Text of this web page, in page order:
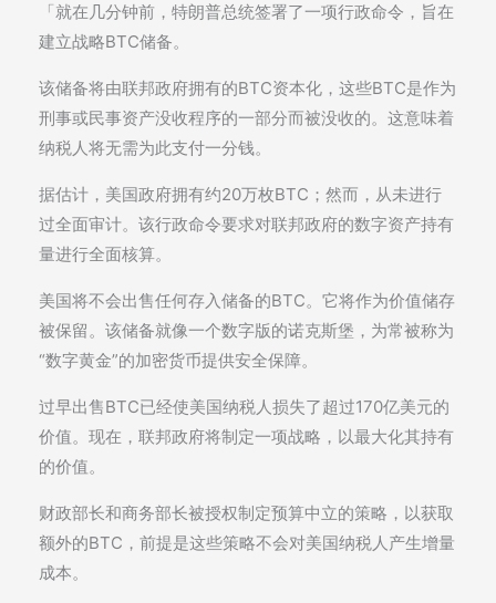
「就在几分钟前，特朗普总统签署了一项行政命令，旨在
建立战略BTC储备。
该储备将由联邦政府拥有的BTC资本化，这些BTC是作为
刑事或民事资产没收程序的一部分而被没收的。这意味着
纳税人将无需为此支付一分钱。
据估计，美国政府拥有约20万枚BTC；然而，从未进行
过全面审计。该行政命令要求对联邦政府的数字资产持有
量进行全面核算。
美国将不会出售任何存入储备的BTC。它将作为价值储存
被保留。该储备就像一个数字版的诺克斯堡，为常被称为
“数字黄金”的加密货币提供安全保障。
过早出售BTC已经使美国纳税人损失了超过170亿美元的
价值。现在，联邦政府将制定一项战略，以最大化其持有
的价值。
财政部长和商务部长被授权制定预算中立的策略，以获取
额外的BTC，前提是这些策略不会对美国纳税人产生增量
成本。